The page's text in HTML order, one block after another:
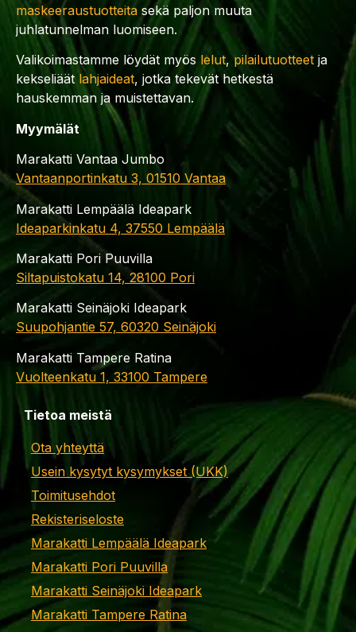
maskeeraustuotteita sekä paljon muuta
juhlatunnelman luomiseen.
Valikoimastamme löydät myös lelut,pilailutuotteet ja
kekseliäät lahjaideat, jotka tekevät hetkestä
hauskemman ja muistettavan.
Myymälät
Marakatti Vantaa Jumbo
Vantaanportinkatu 3, 01510 Vantaa
Marakatti Lempäälä Ideapark
Ideaparkinkatu 4, 37550 Lempäälä
Marakatti Pori Puuvilla
Siltapuistokatu 14, 28100 Pori
Marakatti Seinäjoki Ideapark
Suupohjantie 57, 60320 Seinäjoki
Marakatti Tampere Ratina
Vuolteenkatu 1, 33100 Tampere
Tietoa meistä
Ota yhteyttä
Usein kysytyt kysymykset (UKK)
Toimitusehdot
Rekisteriseloste
Marakatti Lempäälä Ideapark
Marakatti Pori Puuvilla
Marakatti Seinäjoki Ideapark
Marakatti Tampere Ratina